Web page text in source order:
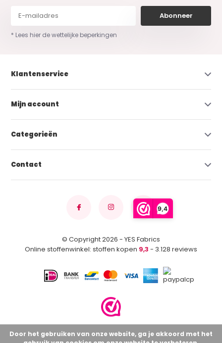
9,4
Abonneer
* Lees hier de wettelijke beperkingen
Klantenservice
Mijn account
Categorieën
Contact
© Copyright 2026 - YES Fabrics
Online stoffenwinkel: stoffen kopen 9,3 - 3.128 reviews
Door het gebruiken van onze website, ga je akkoord met het